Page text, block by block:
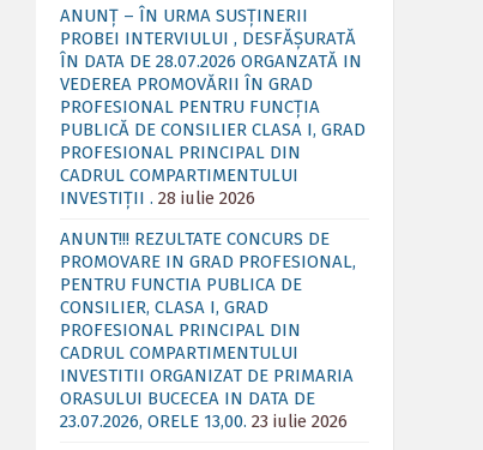
ANUNȚ – ÎN URMA SUSȚINERII
PROBEI INTERVIULUI , DESFĂȘURATĂ
ÎN DATA DE 28.07.2026 ORGANZATĂ IN
VEDEREA PROMOVĂRII ÎN GRAD
PROFESIONAL PENTRU FUNCȚIA
PUBLICĂ DE CONSILIER CLASA I, GRAD
PROFESIONAL PRINCIPAL DIN
CADRUL COMPARTIMENTULUI
INVESTIȚII . 28 iulie 2026
ANUNT!!! REZULTATE CONCURS DE
PROMOVARE IN GRAD PROFESIONAL,
PENTRU FUNCTIA PUBLICA DE
CONSILIER, CLASA I, GRAD
PROFESIONAL PRINCIPAL DIN
CADRUL COMPARTIMENTULUI
INVESTITII ORGANIZAT DE PRIMARIA
ORASULUI BUCECEA IN DATA DE
23.07.2026, ORELE 13,00. 23 iulie 2026